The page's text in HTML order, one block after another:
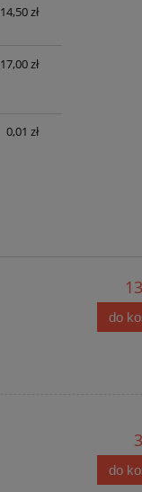
14,50 zł
17,00 zł
0,01 zł
do
do